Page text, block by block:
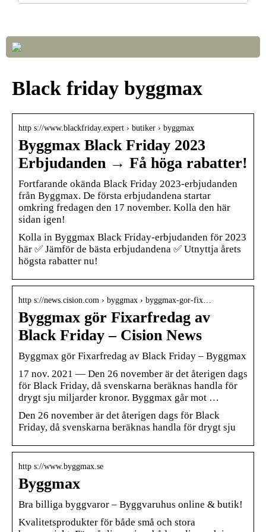
Black friday byggmax
http s://www.blackfriday.expert › butiker › byggmax
Byggmax Black Friday 2023
Erbjudanden → Få höga rabatter!
Fortfarande okända Black Friday 2023-erbjudanden
från Byggmax. De första erbjudandena startar
omkring fredagen den 17 november. Kolla den här
sidan igen!
Kolla in Byggmax Black Friday-erbjudanden för 2023
här ✅ Jämför de bästa erbjudandena ✅ Utnyttja årets
högsta rabatter nu!
http s://news.cision.com › byggmax › byggmax-gor-fix…
Byggmax gör Fixarfredag av
Black Friday – Cision News
Byggmax gör Fixarfredag av Black Friday – Byggmax
17 nov. 2021 — Den 26 november är det återigen dags
för Black Friday, då svenskarna beräknas handla för
drygt sju miljarder kronor. Byggmax går mot …
Den 26 november är det återigen dags för Black
Friday, då svenskarna beräknas handla för drygt sju
http s://www.byggmax.se
Byggmax
Bra billiga byggvaror – Byggvaruhus online & butik!
Kvalitetsprodukter för både små och stora